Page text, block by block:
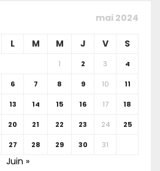
E
A
R
C
mai 2024
L M M J V S
1 2 3 4
6 7 8 9 10 11
13 14 15 16 17 18
20 21 22 23 24 25
27 28 29 30 31
Juin »